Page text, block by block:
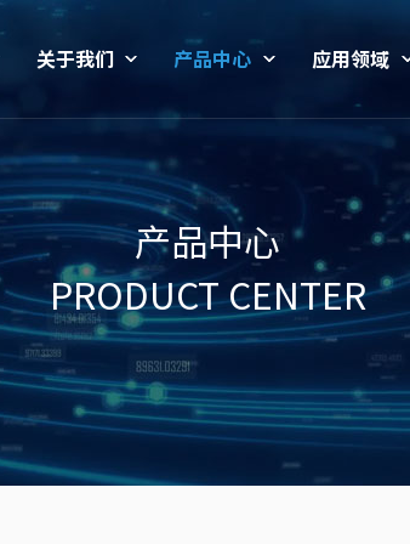
关于我们 产品中心 应用领域
产品中心
PRODUCT CENTER